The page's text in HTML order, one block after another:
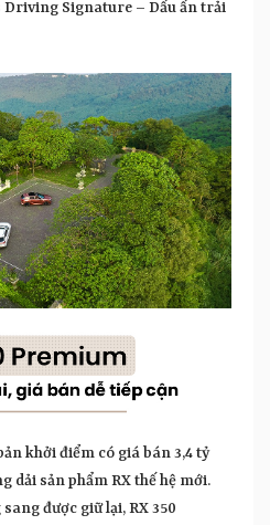
Driving Signature – Dấu ấn trải
khởi điểm có giá bán 3,4 tỷ
dải sản phẩm RX thế hệ mới.
được giữ lại, RX 350